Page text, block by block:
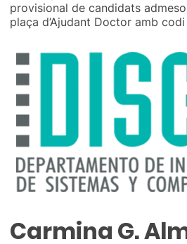
provisional de candidats
plaça d’Ajudant Doctor amb
Carmina G.